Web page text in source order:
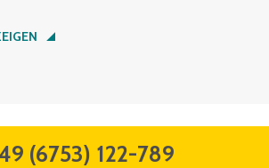
*
(6753) 122-789